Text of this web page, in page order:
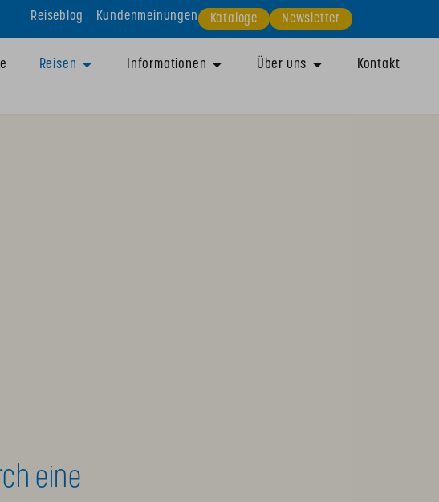
Reiseblog Kundenmeinungen Kataloge Newsletter
Reisen Informationen Über uns Kontakt
eine